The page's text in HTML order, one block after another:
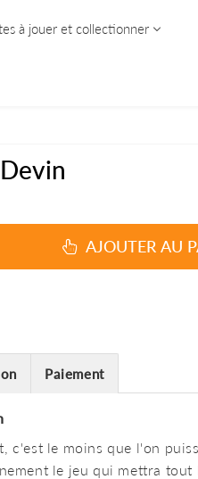
à jouer et collectionner
AJOUTER AU
Paiement
c'est le moins que l'on
le jeu qui mettra tout